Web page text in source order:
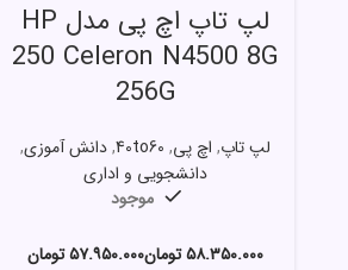
لپ تاپ اچ پی مدل HP
250 Celeron N4500 8G
256G
لپ تاپ, اچ پی,
40to60
,دانش آموزی,
دانشجویی و اداری
موجود
تومان تومان